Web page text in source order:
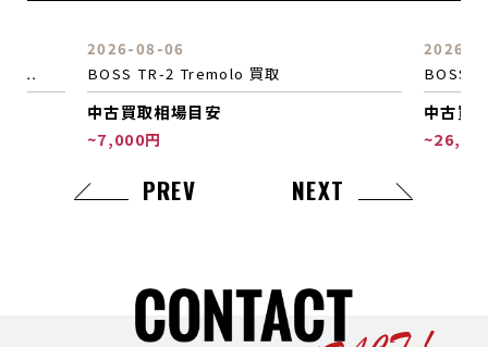
PREV
D…
2026-08-06
BOSS TR-2 Tremolo 買取
中古買取相場目安
~7,000円
2026-
BOSS
中古買
NEXT